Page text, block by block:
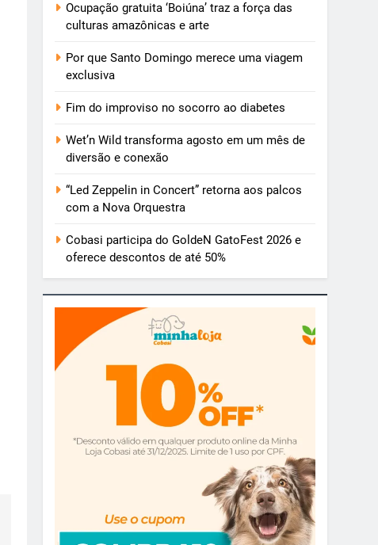
Ocupação gratuita ‘Boiúna’ traz a força das
culturas amazônicas e arte
Por que Santo Domingo merece uma viagem
exclusiva
Fim do improviso no socorro ao diabetes
Wet’n Wild transforma agosto em um mês de
diversão e conexão
“Led Zeppelin in Concert” retorna aos palcos
com a Nova Orquestra
Cobasi participa do GoldeN GatoFest 2026 e
oferece descontos de até 50%